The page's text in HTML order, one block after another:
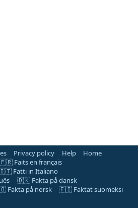
Privacy policy Help
Home
🇫🇷 Faits en français
Fatti in Italiano
🇩🇰 Fakta på dansk
Fakta på norsk
🇫🇮 Faktat suomeksi